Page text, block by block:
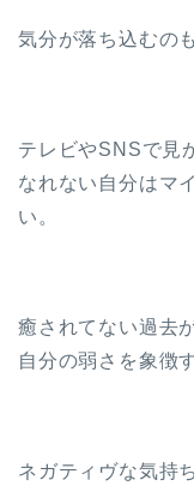
気分が落ち込むの
テレビやSNSで見
なれない自分はマ
い。
癒されてない過去
自分の弱さを象徴
ネガティヴな気持